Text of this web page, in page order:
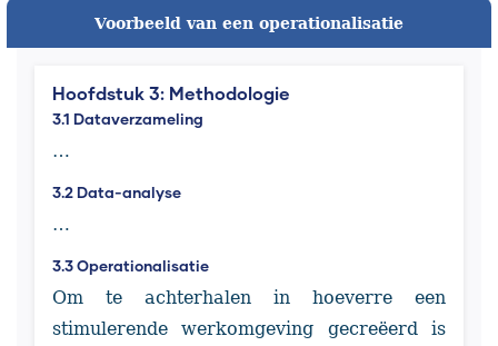
Voorbeeld van een operationalisatie
Hoofdstuk 3: Methodologie
3.1 Dataverzameling
…
3.2 Data-analyse
…
3.3 Operationalisatie
Om te achterhalen in hoeverre een
stimulerende werkomgeving gecreëerd is